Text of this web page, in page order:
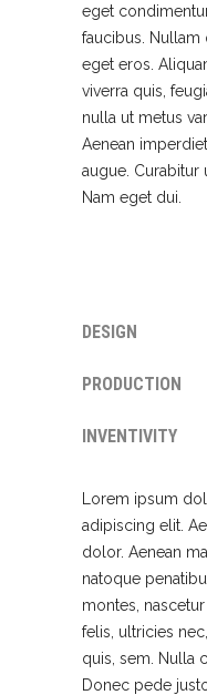
eget
faucibus. Nullam
eget eros.
viverra quis,
nulla ut metus
Aenean
augue. Curabitur
Nam eget dui.
DESIGN
PRODUCTION
INVENTIVITY
Lorem ipsum
adipiscing elit.
dolor. Aenean
natoque
montes,
felis, ultricies
quis, sem. Nulla
Donec pede